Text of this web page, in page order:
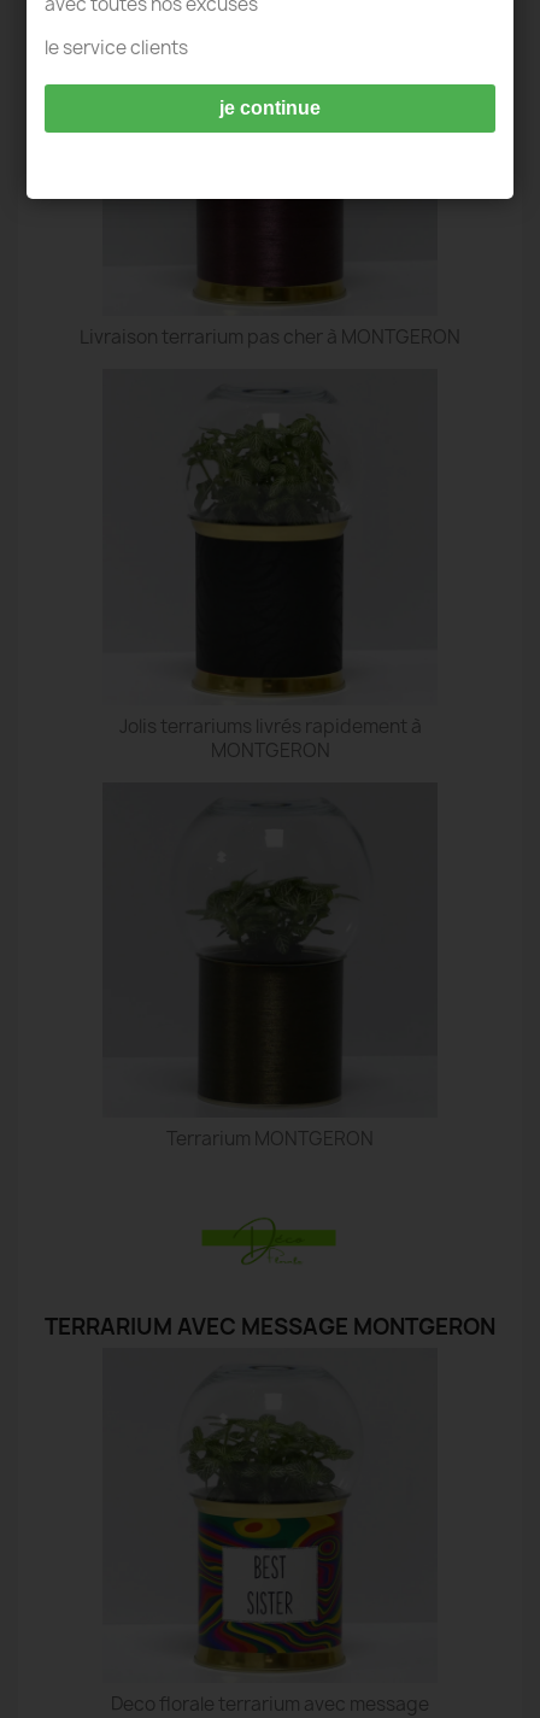
Livraison terrarium pas cher à MONTGERON
Jolis terrariums livrés rapidement à
MONTGERON
Terrarium MONTGERON
TERRARIUM AVEC MESSAGE MONTGERON
Deco florale terrarium avec message
le service clients
je continue